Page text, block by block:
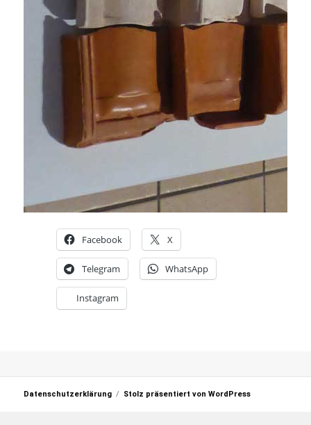
Facebook X
Telegram WhatsApp
Instagram
Datenschutzerklärung Stolz präsentiert von WordPress